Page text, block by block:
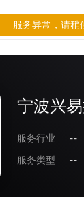
宁波兴
服务行业
--
服务类型
--
服务异常，请稍